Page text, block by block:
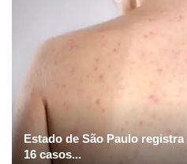
Estado de São Paulo
16 casos...